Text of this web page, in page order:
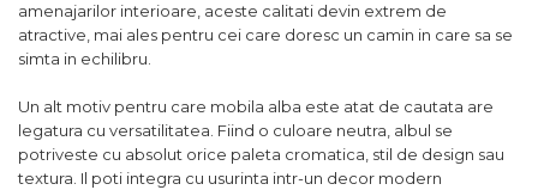
amenajarilor interioare, aceste calitati devin extrem de
atractive, mai ales pentru cei care doresc un camin in care sa se
simta in echilibru.
Un alt motiv pentru care mobila alba este atat de cautata are
legatura cu versatilitatea. Fiind o culoare neutra, albul se
potriveste cu absolut orice paleta cromatica, stil de design sau
textura. Il poti integra cu usurinta intr-un decor modern